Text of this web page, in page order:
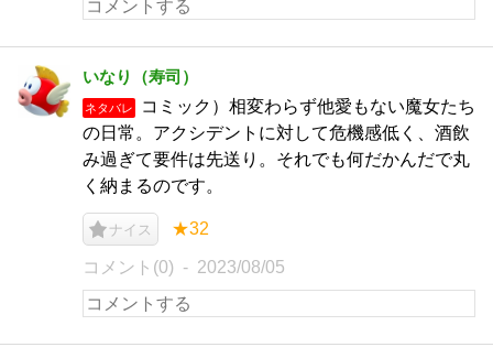
いなり（寿司）
ネタバレ
コミック）相変わらず他愛もない魔女たち
の日常。アクシデントに対して危機感低く、酒飲
み過ぎて要件は先送り。それでも何だかんだで丸
く納まるのです。
ナイス ★32
コメント(0) 2023/08/05